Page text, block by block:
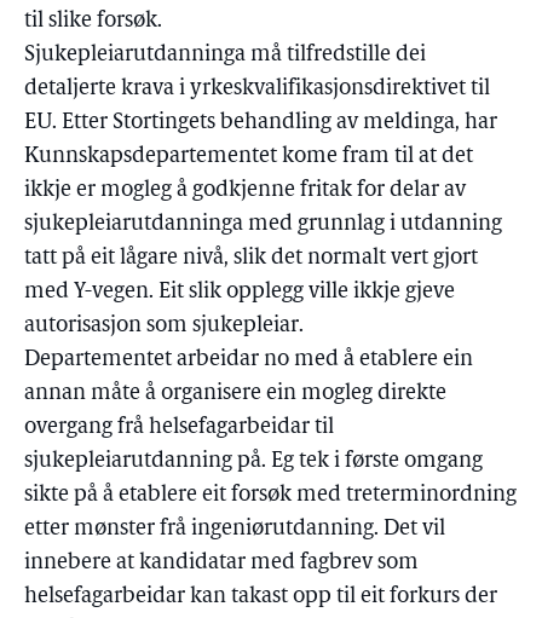
til slike forsøk.
Sjukepleiarutdanninga må tilfredstille dei
detaljerte krava i yrkeskvalifikasjonsdirektivet til
EU. Etter Stortingets behandling av meldinga, har
Kunnskapsdepartementet kome fram til at det
ikkje er mogleg å godkjenne fritak for delar av
sjukepleiarutdanninga med grunnlag i utdanning
tatt på eit lågare nivå, slik det normalt vert gjort
med Y-vegen. Eit slik opplegg ville ikkje gjeve
autorisasjon som sjukepleiar.
Departementet arbeidar no med å etablere ein
annan måte å organisere ein mogleg direkte
overgang frå helsefagarbeidar til
sjukepleiarutdanning på. Eg tek i første omgang
sikte på å etablere eit forsøk med treterminordning
etter mønster frå ingeniørutdanning. Det vil
innebere at kandidatar med fagbrev som
helsefagarbeidar kan takast opp til eit forkurs der